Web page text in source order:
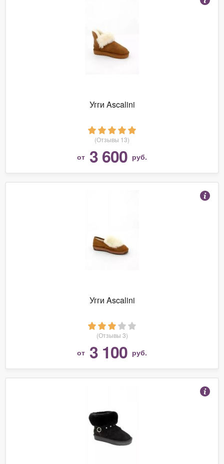
Угги Ascalini
(Отзывы 13)
от 3 600 руб.
Угги Ascalini
(Отзывы 3)
от 3 100 руб.